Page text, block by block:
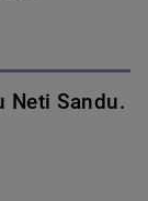
Neti Sandu.